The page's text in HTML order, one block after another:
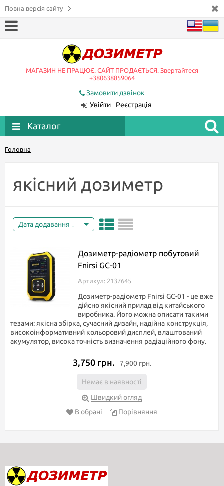
Повна версія сайту
МАГАЗИН НЕ ПРАЦЮЄ. САЙТ ПРОДАЄТЬСЯ. Звертайтеся
+380638859064
Замовити дзвінок
Увійти
Реєстрація
Каталог
Головна
якісний дозиметр
Дата додавання
Дозиметр-радіометр побутовий
Fnirsi GC-01
Артикул: 2137645
Дозиметр-радіометр Fnirsi GC-01 - це вже
дійсно якісний прилад від китайського
виробника. Його можна описати такими
тезами: якісна збірка, сучасний дизайн, надійна конструкція,
високоінформативний кольоровий дисплей, влаштований
акумулятор, висока точність визначення радіаційного фону.
3,750 грн. 7,900 грн.
Немає в наявності
Швидкий огляд
В обрані
Порівняння